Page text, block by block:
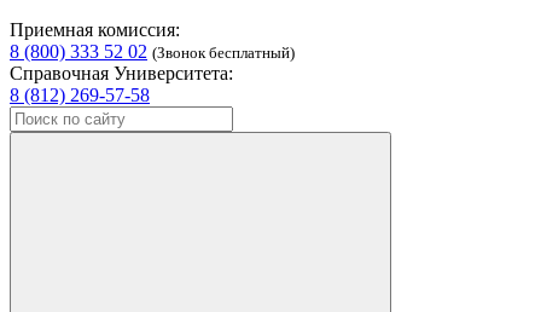
Приемная комиссия:
8 (800) 333 52 02 (Звонок бесплатный)
Справочная Университета:
8 (812) 269-57-58